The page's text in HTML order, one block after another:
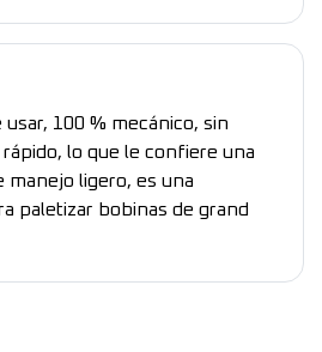
100 % mecánico, sin
lo que le confiere una
manejo ligero, es una
paletizar bobinas de grand